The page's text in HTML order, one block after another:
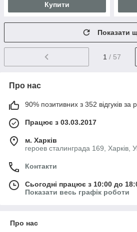
Купити
Показати
1 / 57
Про нас
90% позитивних з 352 відгуків за
Працює з 03.03.2017
м. Харків
героев сталинграда 169, Харків,
Контакти
Сьогодні працює з 10:00 до
Показати весь графік роботи
Про нас